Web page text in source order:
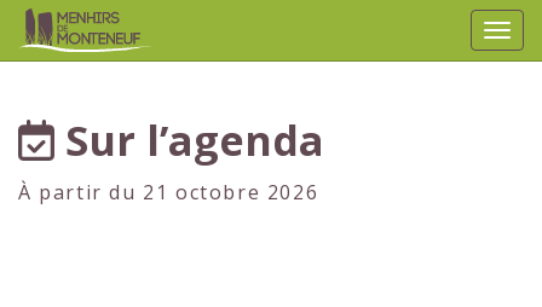
Sur l’agenda
À partir du 21 octobre 2026